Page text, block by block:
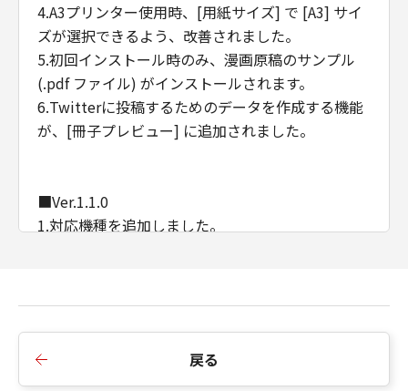
4.A3プリンター使用時、[用紙サイズ] で [A3] サイ
ズが選択できるよう、改善されました。
5.初回インストール時のみ、漫画原稿のサンプル
(.pdf ファイル) がインストールされます。
6.Twitterに投稿するためのデータを作成する機能
が、[冊子プレビュー] に追加されました。
■Ver.1.1.0
1.対応機種を追加しました。
戻る